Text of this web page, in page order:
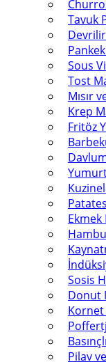
Tavuk
Sous
Tost
Mısır
Krep
Fritöz
Ekmek
Sosis
Donut
Pilav